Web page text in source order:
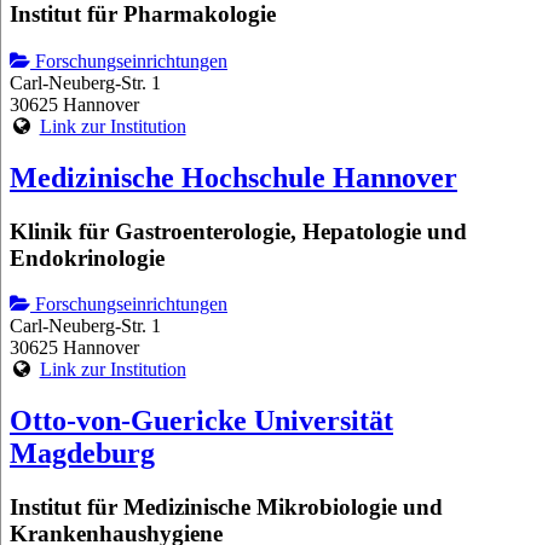
Institut für Pharmakologie
Forschungseinrichtungen
Carl-Neuberg-Str. 1
30625 Hannover
Link zur Institution
Medizinische Hochschule Hannover
Klinik für Gastroenterologie, Hepatologie und
Endokrinologie
Forschungseinrichtungen
Carl-Neuberg-Str. 1
30625 Hannover
Link zur Institution
Otto-von-Guericke Universität
Magdeburg
Institut für Medizinische Mikrobiologie und
Krankenhaushygiene